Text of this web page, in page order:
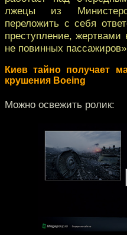
лжецы из
переложить с себя
преступление, жертвами
не повинных
Киев тайно получает
крушения Boeing
Можно освежить ролик: